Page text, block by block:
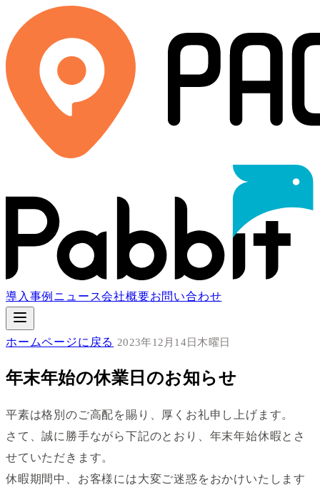
導入事例 ニュース会社概要お問い合わせ
ホームページに戻る 2023年12月14日木曜日
年末年始の休業日のお知らせ
平素は格別のご高配を賜り、厚くお礼申し上げます。
さて、誠に勝手ながら下記のとおり、年末年始休暇とさ
せていただきます。
休暇期間中、お客様には大変ご迷惑をおかけいたします